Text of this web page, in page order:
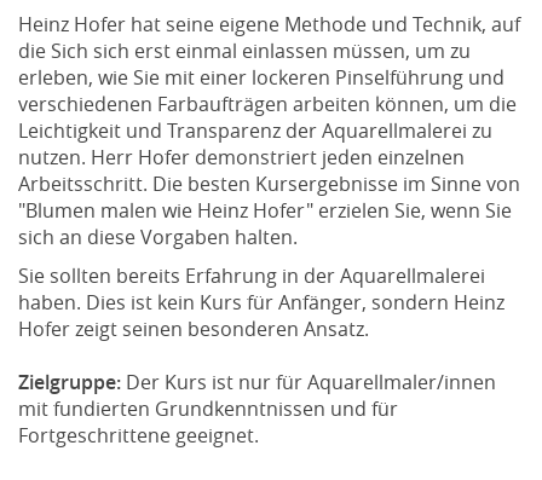
Heinz Hofer hat seine eigene Methode und Technik, auf
die Sich sich erst einmal einlassen müssen, um zu
erleben, wie Sie mit einer lockeren Pinselführung und
verschiedenen Farbaufträgen arbeiten können, um die
Leichtigkeit und Transparenz der Aquarellmalerei zu
nutzen. Herr Hofer demonstriert jeden einzelnen
Arbeitsschritt. Die besten Kursergebnisse im Sinne von
"Blumen malen wie Heinz Hofer" erzielen Sie, wenn Sie
sich an diese Vorgaben halten.
Sie sollten bereits Erfahrung in der Aquarellmalerei
haben. Dies ist kein Kurs für Anfänger, sondern Heinz
Hofer zeigt seinen besonderen Ansatz.
Zielgruppe: Der Kurs ist nur für Aquarellmaler/innen
mit fundierten Grundkenntnissen und für
Fortgeschrittene geeignet.